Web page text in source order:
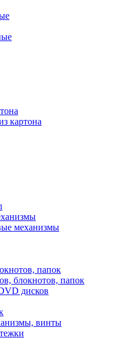
картона
механизмы
папок
блокнотов, папок
дисков
винты